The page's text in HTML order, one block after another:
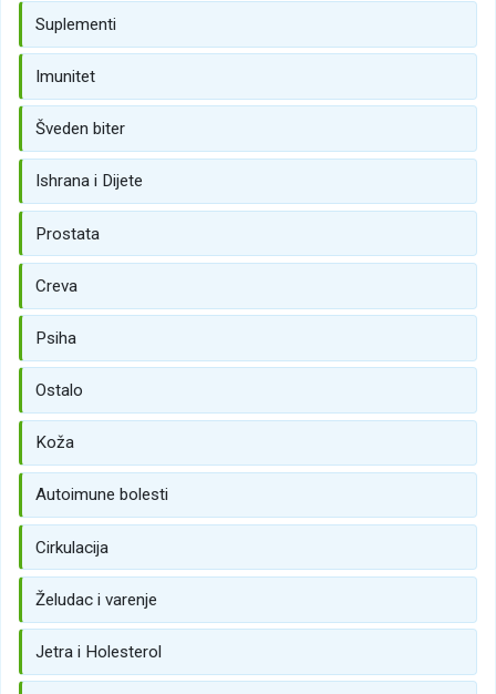
Suplementi
Imunitet
Šveden biter
Ishrana i Dijete
Prostata
Creva
Psiha
Ostalo
Koža
Autoimune bolesti
Cirkulacija
Želudac i varenje
Jetra i Holesterol